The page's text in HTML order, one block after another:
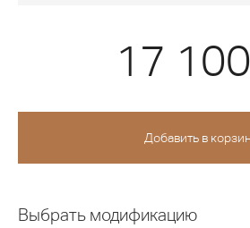
17 100
Выбрать модификацию